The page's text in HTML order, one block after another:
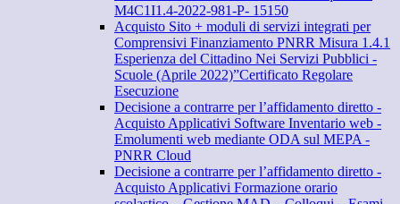
M4C1I1.4-2022-981-P- 15150
Acquisto Sito + moduli di servizi integrati per
Comprensivi Finanziamento PNRR Misura 1.4.1
Esperienza del Cittadino Nei Servizi Pubblici -
Scuole (Aprile 2022)”Certificato Regolare
Esecuzione
Decisione a contrarre per l’affidamento diretto -
Acquisto Applicativi Software Inventario web -
Emolumenti web mediante ODA sul MEPA -
PNRR Cloud
Decisione a contrarre per l’affidamento diretto -
Acquisto Applicativi Formazione orario